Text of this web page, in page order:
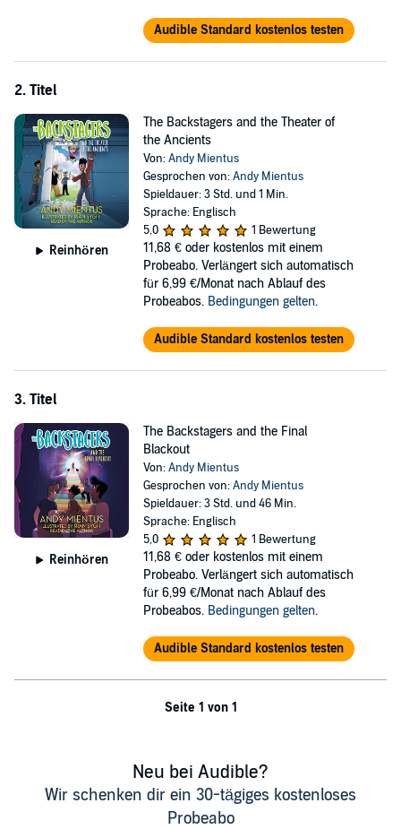
Audible Standard kostenlos testen
2. Titel
Reinhören
The Backstagers and the Theater of
the Ancients
Von:Andy Mientus
Gesprochen von:Andy Mientus
Spieldauer: 3 Std. und 1 Min.
Sprache: Englisch
5,0
1 Bewertung
11,68 € oder kostenlos mit einem
Probeabo. Verlängert sich automatisch
für 6,99 €/Monat nach Ablauf des
Probeabos. Bedingungen gelten.
Audible Standard kostenlos testen
3. Titel
Reinhören
The Backstagers and the Final
Blackout
Von:Andy Mientus
Gesprochen von:Andy Mientus
Spieldauer: 3 Std. und 46 Min.
Sprache: Englisch
5,0
1 Bewertung
11,68 € oder kostenlos mit einem
Probeabo. Verlängert sich automatisch
für 6,99 €/Monat nach Ablauf des
Probeabos. Bedingungen gelten.
Audible Standard kostenlos testen
Seite 1 von 1
Neu bei Audible?
Wir schenken dir ein 30-tägiges kostenloses
Probeabo